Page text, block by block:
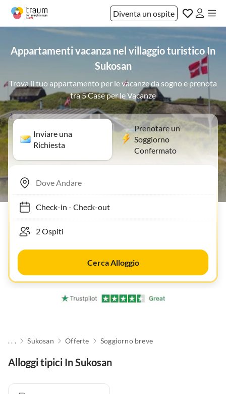
Diventa un ospite
Appartamenti vacanza nel villaggio turistico In
Sukosan
Trova il tuo appartamento per le vacanze da sogno e prenota
tra 5 Case per le Vacanze
Inviare una
Richiesta
Prenotare un
Soggiorno
Confermato
Check-in- Check-out
Cerca Alloggio
. . . Sukosan Offerte Soggiorno breve
Alloggi tipici In Sukosan